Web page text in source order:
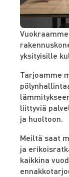
yksityisille
Tarjoamme
liittyviä
ja huoltoon.
Meiltä saat
ja
kaikkina